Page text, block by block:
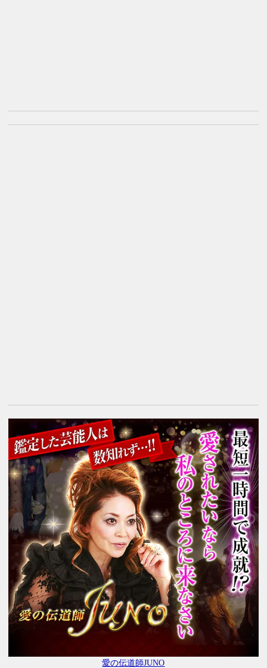
愛の伝道師JUNO